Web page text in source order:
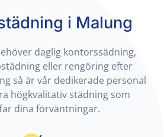
i Malung
daglig kontorssädning,
eller rengöring efter
så är vår dedikerade personal
högkvalitativ städning som
dina förväntningar.